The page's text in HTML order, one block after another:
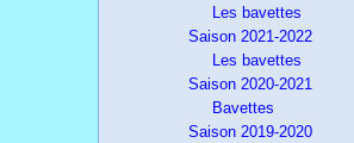
Les bavettes
Saison 2021-2022
Les bavettes
Saison 2020-2021
Bavettes
Saison 2019-2020